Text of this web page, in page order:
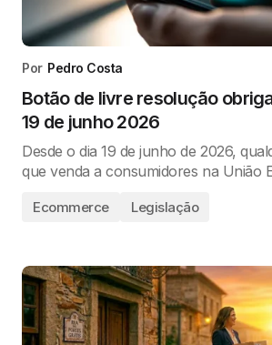
Por Pedro Costa
Botão de livre resolução
19 de junho 2026
Desde o dia 19 de junho de 2026,
que venda a consumidores na União
Ecommerce Legislação